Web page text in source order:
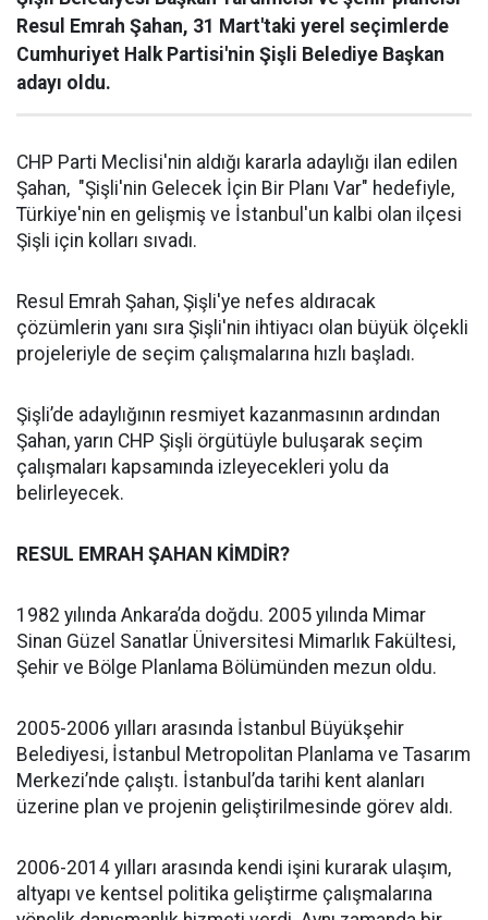
Resul Emrah Şahan, 31 Mart'taki yerel seçimlerde
Cumhuriyet Halk Partisi'nin Şişli Belediye Başkan
adayı oldu.
CHP Parti Meclisi'nin aldığı kararla adaylığı ilan edilen
Şahan, "Şişli'nin Gelecek İçin Bir Planı Var" hedefiyle,
Türkiye'nin en gelişmiş ve İstanbul'un kalbi olan ilçesi
Şişli için kolları sıvadı.
Resul Emrah Şahan, Şişli'ye nefes aldıracak
çözümlerin yanı sıra Şişli'nin ihtiyacı olan büyük ölçekli
projeleriyle de seçim çalışmalarına hızlı başladı.
Şişli’de adaylığının resmiyet kazanmasının ardından
Şahan, yarın CHP Şişli örgütüyle buluşarak seçim
çalışmaları kapsamında izleyecekleri yolu da
belirleyecek.
RESUL EMRAH ŞAHAN KİMDİR?
1982 yılında Ankara’da doğdu. 2005 yılında Mimar
Sinan Güzel Sanatlar Üniversitesi Mimarlık Fakültesi,
Şehir ve Bölge Planlama Bölümünden mezun oldu.
2005-2006 yılları arasında İstanbul Büyükşehir
Belediyesi, İstanbul Metropolitan Planlama ve Tasarım
Merkezi’nde çalıştı. İstanbul’da tarihi kent alanları
üzerine plan ve projenin geliştirilmesinde görev aldı.
2006-2014 yılları arasında kendi işini kurarak ulaşım,
altyapı ve kentsel politika geliştirme çalışmalarına